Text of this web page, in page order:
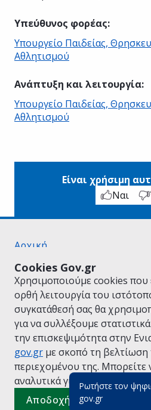
Ρωτήστε τον
gov.gr(πάτησε για
Cookies Gov.gr
Χρησιμοποιούμε cookies που
ορθή λειτουργία του
συγκατάθεσή σας θα
για να συλλέξουμε
την επισκεψιμότητα στην
gov.gr με σκοπό τη βελτίωση
περιεχομένου της. Μπορείτε
αναλυτικά για την Πολιτική
Αποδοχή όλων
Υπεύθυνος φορέας:
Υπουργείο Παιδείας,
Αθλητισμού
Ανάπτυξη και λειτουργία:
Υπουργείο Παιδείας,
Αθλητισμού
Είναι χρήσιμη
Ναι
Αρχική
Όροι Χρήσης
Πολιτική Απορρήτου
Δήλωση προσβασιμότητας
Πολιτική cookies
Προτάσεις για το gov.gr
Υλοποίηση από το
Διακυβέρνησης
Ελληνικά |Αγγλικά